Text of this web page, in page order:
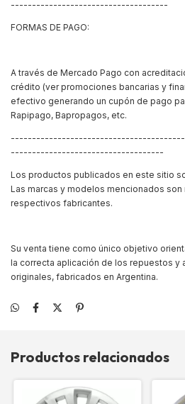
-------------------------------------
FORMAS DE PAGO:
A través de Mercado Pago con
crédito (ver promociones bancarias y
efectivo generando un cupón de pago
Rapipago, Bapropagos, etc.
------------------------------------
Los productos publicados en este sitio
Las marcas y modelos mencionados
respectivos fabricantes.
Su venta tiene como único objetivo
la correcta aplicación de los repuestos y
originales, fabricados en Argentina.
Productos relacionados